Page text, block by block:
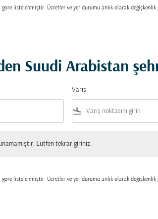
listelenmiştir. Ücretler ve yer durumu anlık olarak değişkenlik
Suudi Arabistan
Varış
flight_land
Lutfen tekrar giriniz.
listelenmiştir. Ücretler ve yer durumu anlık olarak değişkenlik